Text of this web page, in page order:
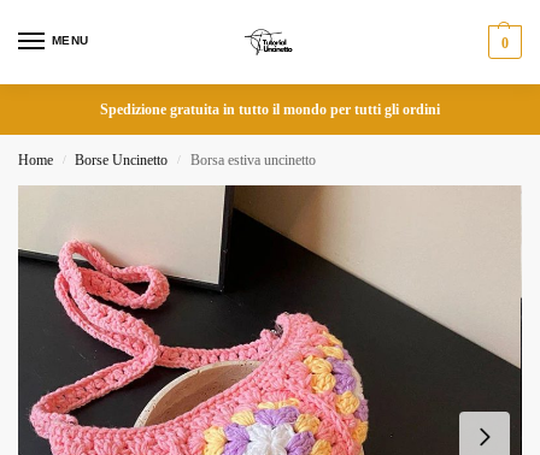
MENU 0
Spedizione gratuita in tutto il mondo per tutti gli ordini
Home / Borse Uncinetto / Borsa estiva uncinetto